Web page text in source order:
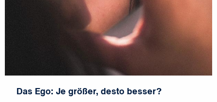
Das Ego: Je größer, desto besser?